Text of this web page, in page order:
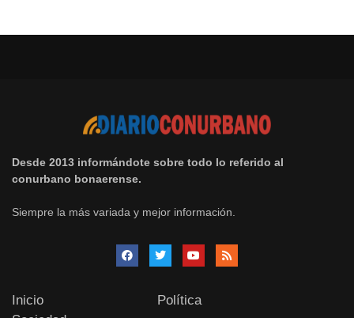
Desde 2013 informándote sobre todo lo referido al
conurbano bonaerense.
Siempre la más variada y mejor información.
Inicio
Política